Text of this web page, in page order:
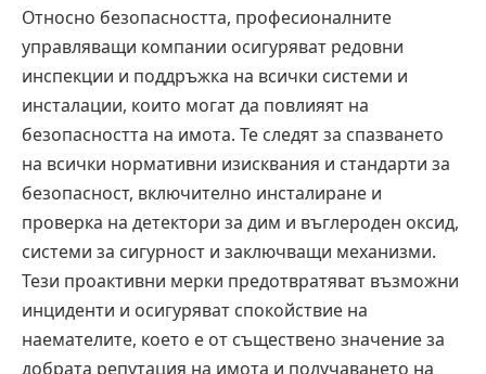
Относно безопасността, професионалните
управляващи компании осигуряват редовни
инспекции и поддръжка на всички системи и
инсталации, които могат да повлияят на
безопасността на имота. Те следят за спазването
на всички нормативни изисквания и стандарти за
безопасност, включително инсталиране и
проверка на детектори за дим и въглероден оксид,
системи за сигурност и заключващи механизми.
Тези проактивни мерки предотвратяват възможни
инциденти и осигуряват спокойствие на
наемателите, което е от съществено значение за
добрата репутация на имота и получаването на